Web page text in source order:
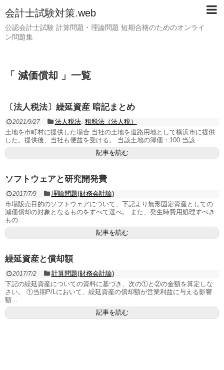
会計士試験対策.web
公認会計士試験 計算問題・理論問題 短期合格のためのオンライ
ン問題集
「 減価償却 」一覧
〔法人税法〕繰延資産 暗記まとめ
2021/9/27 法人税法, 租税法（法人税）
土地を市町村に提供した場合 当社の土地を道路用地として横浜市に提供
した。提供後、当社も便益を受ける。 当該土地の簿価：100 当該...
記事を読む
ソフトウェアと研究開発費
2017/7/9
理論問題(財務会計論)
市場販売目的のソフトウェアについて、下記より無形固定資産としての
減価償却の対象となるものをすべて選べ。 また、発生時費用処理すべき
もの...
記事を読む
繰延資産と償却額
2017/7/2
計算問題(財務会計論)
下記の繰延資産についての資料に基づき、次の①と②の金額を算定しな
さい。 ①当期P/Lにおいて、繰延資産の償却額が営業利益に与える影響
額...
記事を読む